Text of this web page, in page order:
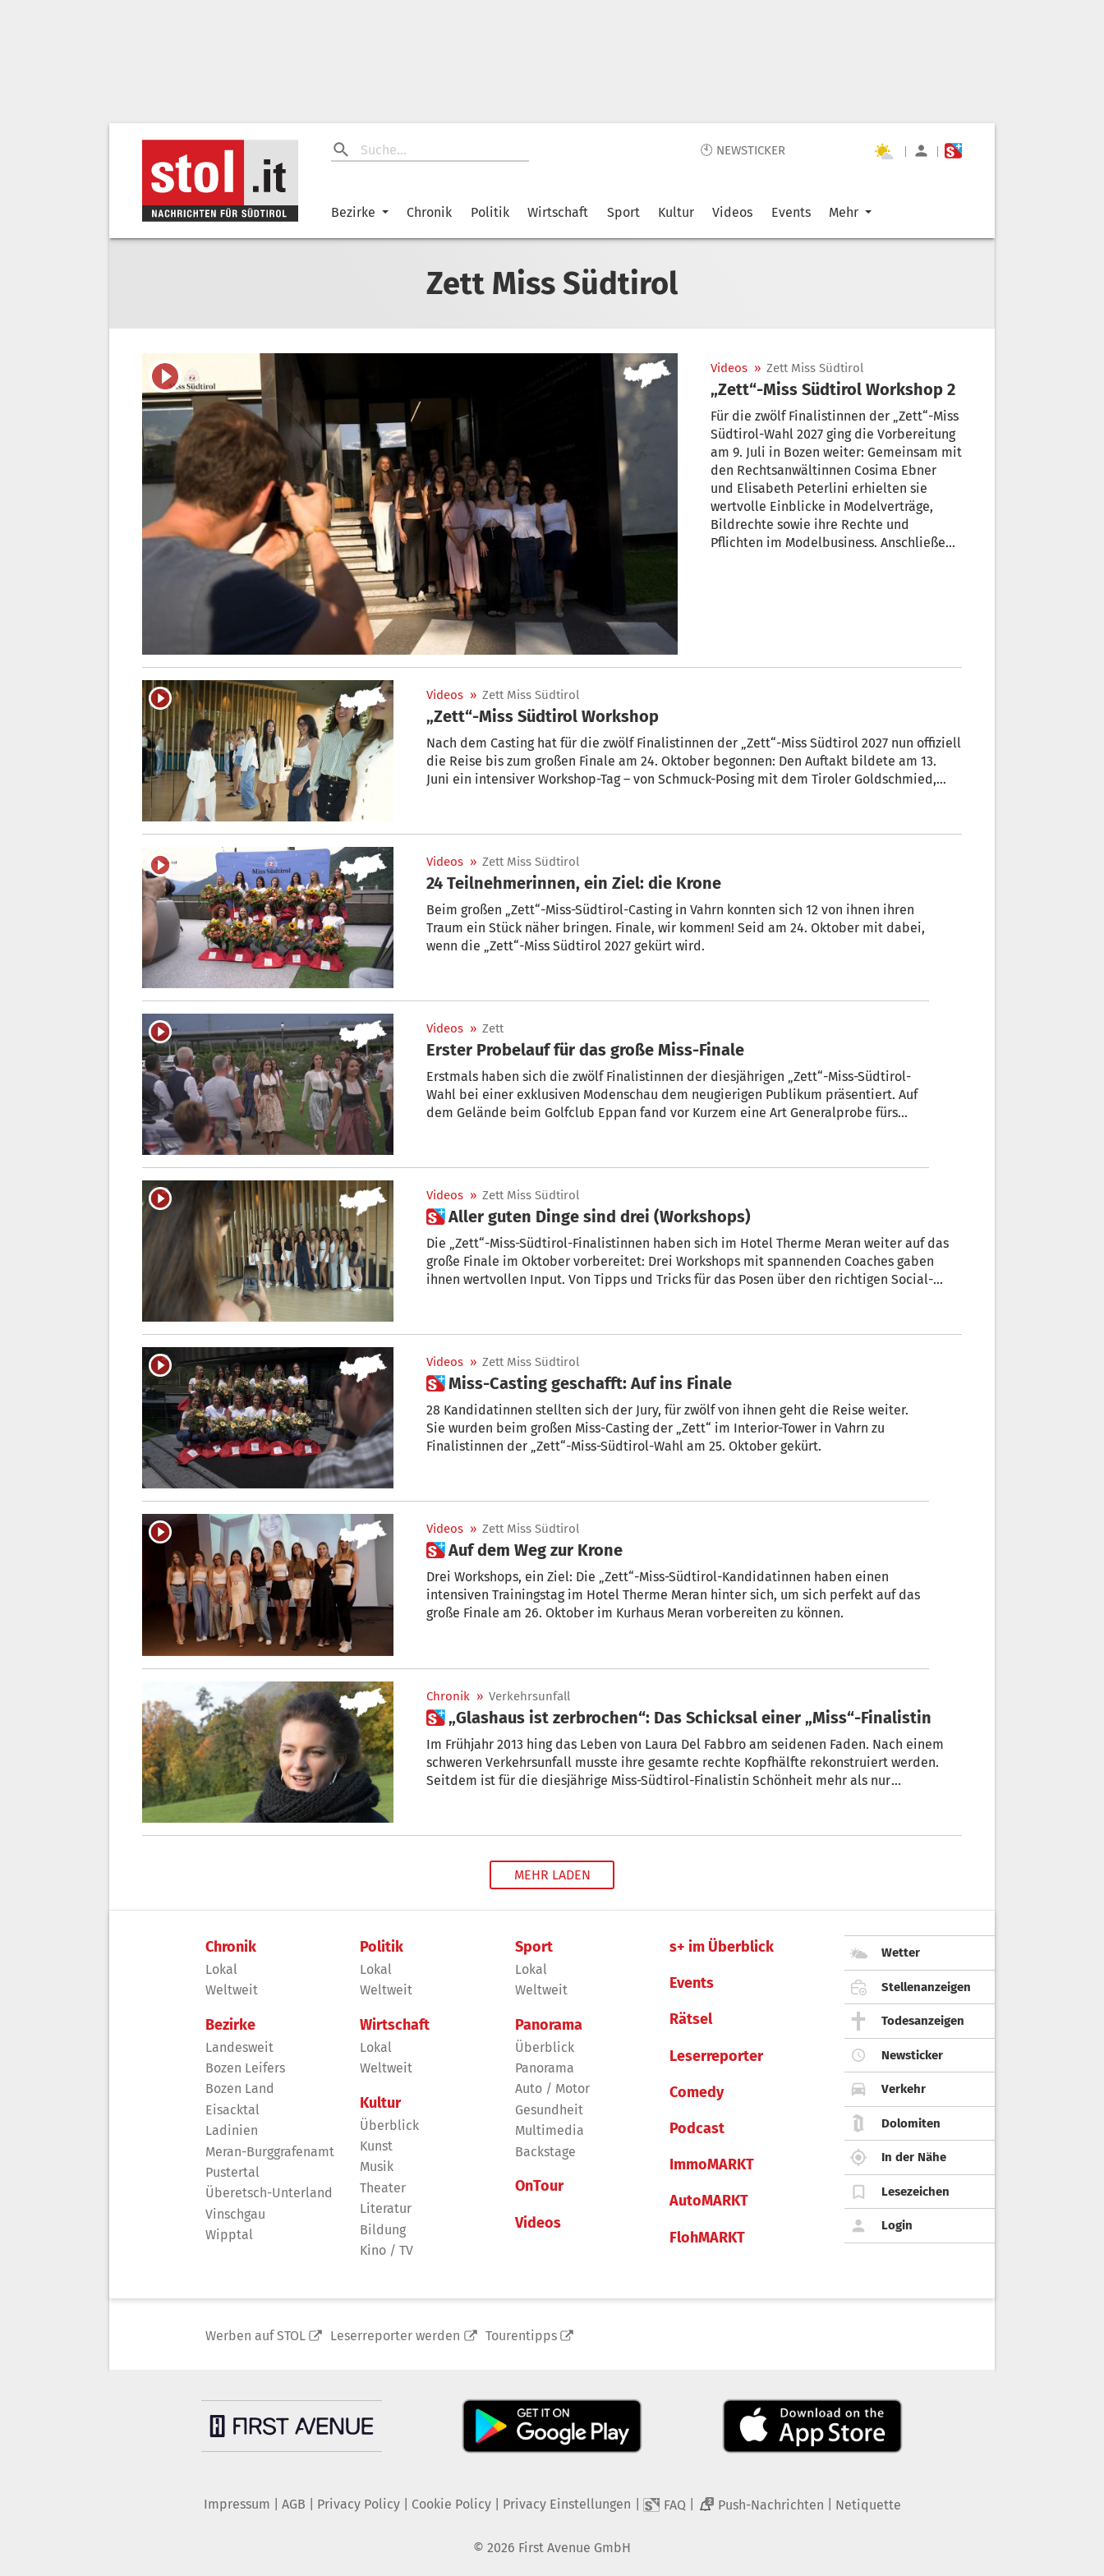
🕙 NEWSTICKER | |
Bezirke Chronik Politik Wirtschaft Sport Kultur Videos Events Mehr
Zett Miss Südtirol
Videos » Zett Miss Südtirol
„Zett“-Miss Südtirol Workshop 2
Für die zwölf Finalistinnen der „Zett“-Miss
Südtirol-Wahl 2027 ging die Vorbereitung
am 9. Juli in Bozen weiter: Gemeinsam mit
den Rechtsanwältinnen Cosima Ebner
und Elisabeth Peterlini erhielten sie
wertvolle Einblicke in Modelverträge,
Bildrechte sowie ihre Rechte und
Pflichten im Modelbusiness. Anschließend
Beyond Green
Videos » Zett Miss Südtirol
„Zett“-Miss Südtirol Workshop
Nach dem Casting hat für die zwölf Finalistinnen der „Zett“-Miss Südtirol 2027 nun offiziell
die Reise bis zum großen Finale am 24. Oktober begonnen: Den Auftakt bildete am 13.
Juni ein intensiver Workshop-Tag – von Schmuck-Posing mit dem Tiroler Goldschmied,
professionelle Workshops, die den Grundstein für eine spannende, persönliche
Videos » Zett Miss Südtirol
24 Teilnehmerinnen, ein Ziel: die Krone
Beim großen „Zett“-Miss-Südtirol-Casting in Vahrn konnten sich 12 von ihnen ihren
Traum ein Stück näher bringen. Finale, wir kommen! Seid am 24. Oktober mit dabei,
wenn die „Zett“-Miss Südtirol 2027 gekürt wird.
Videos » Zett
Erster Probelauf für das große Miss-Finale
Erstmals haben sich die zwölf Finalistinnen der diesjährigen „Zett“-Miss-Südtirol-
Wahl bei einer exklusiven Modenschau dem neugierigen Publikum präsentiert. Auf
dem Gelände beim Golfclub Eppan fand vor Kurzem eine Art Generalprobe fürs
Videos » Zett Miss Südtirol
 Aller guten Dinge sind drei (Workshops)
Die „Zett“-Miss-Südtirol-Finalistinnen haben sich im Hotel Therme Meran weiter auf das
große Finale im Oktober vorbereitet: Drei Workshops mit spannenden Coaches gaben
ihnen wertvollen Input. Von Tipps und Tricks für das Posen über den richtigen Social-
Videos » Zett Miss Südtirol
 Miss-Casting geschafft: Auf ins Finale
28 Kandidatinnen stellten sich der Jury, für zwölf von ihnen geht die Reise weiter.
Sie wurden beim großen Miss-Casting der „Zett“ im Interior-Tower in Vahrn zu
Finalistinnen der „Zett“-Miss-Südtirol-Wahl am 25. Oktober gekürt.
Videos » Zett Miss Südtirol
 Auf dem Weg zur Krone
Drei Workshops, ein Ziel: Die „Zett“-Miss-Südtirol-Kandidatinnen haben einen
intensiven Trainingstag im Hotel Therme Meran hinter sich, um sich perfekt auf das
große Finale am 26. Oktober im Kurhaus Meran vorbereiten zu können.
Chronik » Verkehrsunfall
 „Glashaus ist zerbrochen“: Das Schicksal einer „Miss“-Finalistin
Im Frühjahr 2013 hing das Leben von Laura Del Fabbro am seidenen Faden. Nach einem
schweren Verkehrsunfall musste ihre gesamte rechte Kopfhälfte rekonstruiert werden.
Seitdem ist für die diesjährige Miss-Südtirol-Finalistin Schönheit mehr als nur
MEHR LADEN
Chronik
Lokal
Weltweit
Bezirke
Landesweit
Bozen Leifers
Bozen Land
Eisacktal
Ladinien
Meran-Burggrafenamt
Pustertal
Überetsch-Unterland
Vinschgau
Wipptal
Politik
Lokal
Weltweit
Wirtschaft
Lokal
Weltweit
Kultur
Überblick
Kunst
Musik
Theater
Literatur
Bildung
Kino / TV
Sport
Lokal
Weltweit
Panorama
Überblick
Panorama
Auto / Motor
Gesundheit
Multimedia
Backstage
OnTour
Videos
s+ im Überblick
Events
Rätsel
Leserreporter
Comedy
Podcast
ImmoMARKT
AutoMARKT
FlohMARKT
Wetter
Stellenanzeigen
Todesanzeigen
Newsticker
Verkehr
Dolomiten
In der Nähe
Lesezeichen
Login
Werben auf STOL Leserreporter werden Tourentipps
Impressum AGB Privacy Policy| Cookie Policy| Privacy Einstellungen FAQ 2 Push-Nachrichten Netiquette
© 2026 First Avenue GmbH